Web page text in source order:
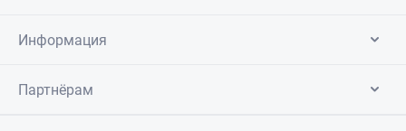
Информация
Партнёрам